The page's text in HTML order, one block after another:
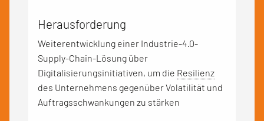
Herausforderung
Weiterentwicklung einer Industrie-4.0-
Supply-Chain-Lösung über
Digitalisierungsinitiativen, um die Resilienz
des Unternehmens gegenüber Volatilität und
Auftragsschwankungen zu stärken